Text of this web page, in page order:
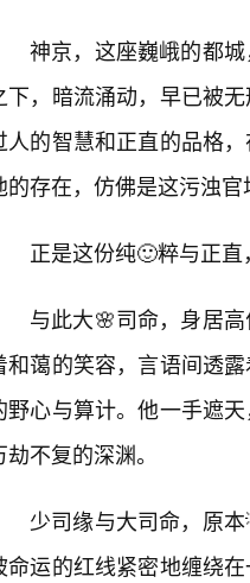
神京，这座巍峨的都
下，暗流涌动，早已被
人的智慧和正直的品格
的存在，仿佛是这污浊
正是这份纯🙂粹与正
与此大🌸司命，身居
和蔼的笑容，言语间透
野心与算计。他一手遮
劫不复的深渊。
少司缘与大司命，原
命运的红线紧密地缠绕